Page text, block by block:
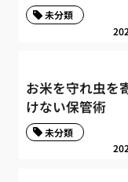
未分類
お米を守れ虫を
けない保管術
未分類